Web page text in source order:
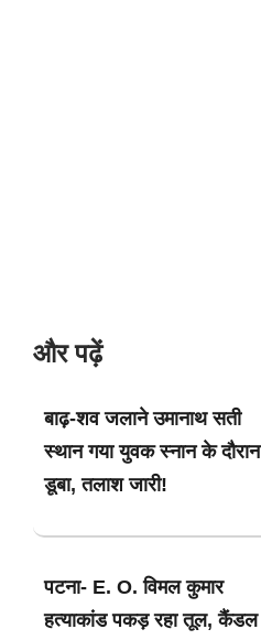
और पढ़ें
बाढ़-शव जलाने उमानाथ सती
स्थान गया युवक स्नान के दौरान
डूबा, तलाश जारी!
पटना- E. O. विमल कुमार
हत्याकांड पकड़ रहा तूल, कैंडल